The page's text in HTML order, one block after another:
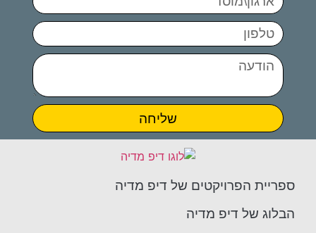
שליחה
הפרויקטים של דיפ מדיה
של דיפ מדיה